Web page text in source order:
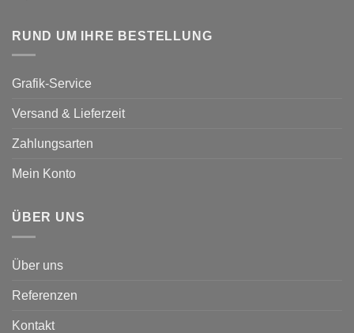
RUND UM IHRE BESTELLUNG
Grafik-Service
Versand & Lieferzeit
Zahlungsarten
Mein Konto
ÜBER UNS
Über uns
Referenzen
Kontakt